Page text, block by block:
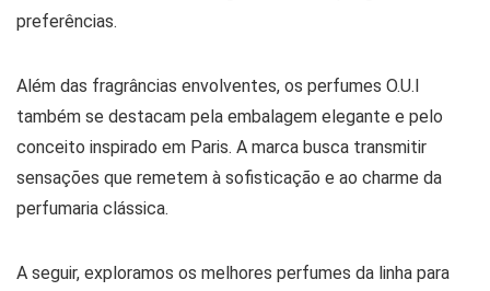
preferências.
Além das fragrâncias envolventes, os perfumes O.U.I
também se destacam pela embalagem elegante e pelo
conceito inspirado em Paris. A marca busca transmitir
sensações que remetem à sofisticação e ao charme da
perfumaria clássica.
A seguir, exploramos os melhores perfumes da linha para